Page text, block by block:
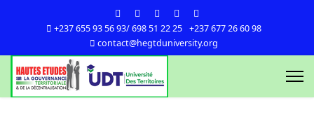
+237 655 93 56 93/ 698 51 22 25
+237 677 26 60 98
contact@hegtduniversity.org